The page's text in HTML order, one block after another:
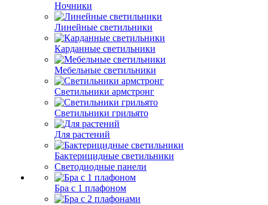
Ночники
Линейные светильники
Карданные светильники
Мебельные светильники
Светильники армстронг
Светильники грильято
Для растений
Бактерицидные светильники
Светодиодные панели
Бра с 1 плафоном